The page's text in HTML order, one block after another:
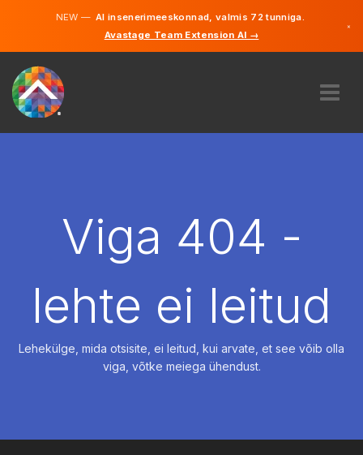
NEW —AI insenerimeeskonnad, valmis 72 tunniga.
Avastage Team Extension AI →
×
PALKAMAViga 404 -
lehte ei leitud
Lehekülge, mida otsisite, ei leitud, kui arvate, et see võib olla
viga, võtke meiega ühendust.